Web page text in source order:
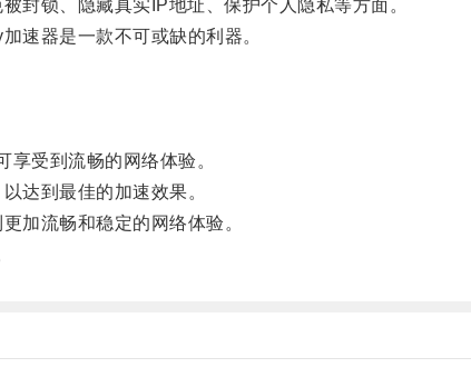
锁、隐藏真实IP地址、保护个人隐私等方面。
器是一款不可或缺的利器。
受到流畅的网络体验。
达到最佳的加速效果。
流畅和稳定的网络体验。